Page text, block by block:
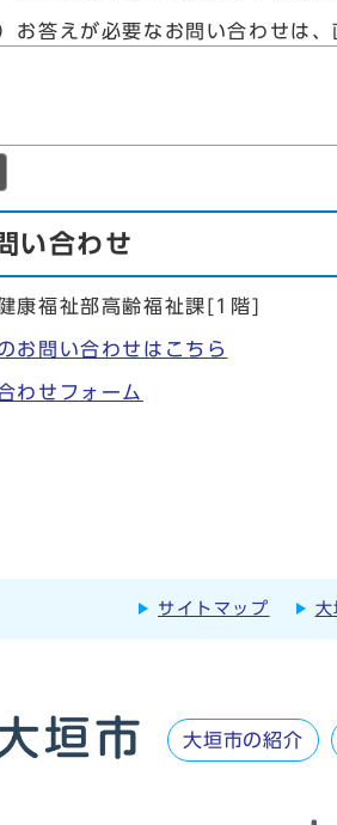
）お答えが必要なお問い合わせは
い合わせ
康福祉部高齢福祉課[1階]
お問い合わせはこちら
わせフォーム
サイトマップ 大
大垣市の紹介